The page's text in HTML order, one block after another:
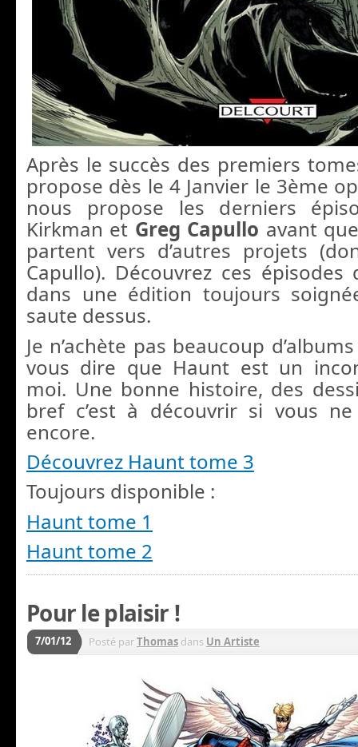
Après le succès des premiers
propose dès le 4 Janvier le 3ème
nous propose les derniers
Kirkman et Greg Capullo avant
partent vers d’autres projets
Capullo). Découvrez ces
dans une édition toujours
saute dessus.
Je n’achète pas beaucoup
vous dire que Haunt est un
moi. Une bonne histoire, des
bref c’est à découvrir si vous ne
encore.
Découvrez Haunt tome 3
Toujours disponible :
Haunt tome 1
Haunt tome 2
Pour le plaisir !
7/01/12 Posté parThomas dans Un Artiste